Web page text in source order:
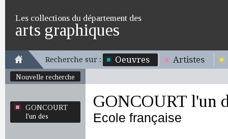
Les collections du département des
arts graphiques
Recherche sur : Oeuvres Artistes
Nouvelle recherche
GONCOURT
l'un des
GONCOURT l'un
Ecole française